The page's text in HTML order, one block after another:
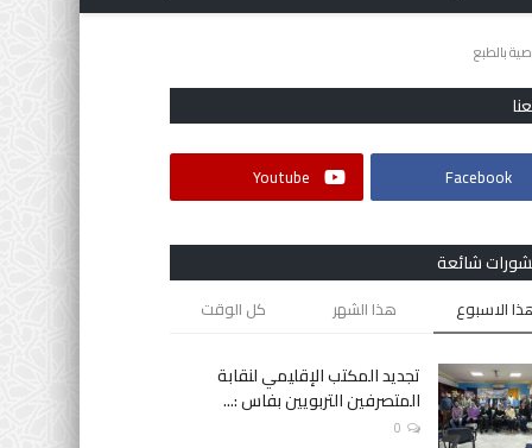
بالطبع
Facebook
Youtube
شائعة
الاسبوع هذا الشهر كل الوقت
تجديد المكتب الإقليمي لنقابة
المتصرفين التربويين بفاس :...
0